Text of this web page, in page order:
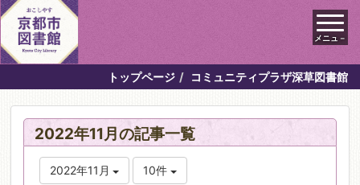
メニュ－
トップページ コミュニティプラザ深草図書館
2022年11月の記事一覧
2022年11月 10件